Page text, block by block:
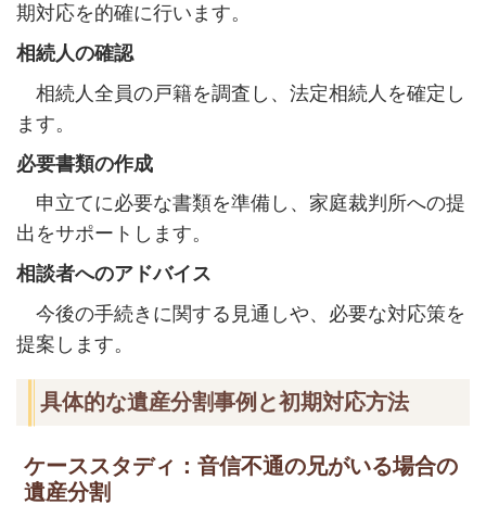
期対応を的確に行います。
相続人の確認
相続人全員の戸籍を調査し、法定相続人を確定し
ます。
必要書類の作成
申立てに必要な書類を準備し、家庭裁判所への提
出をサポートします。
相談者へのアドバイス
今後の手続きに関する見通しや、必要な対応策を
提案します。
具体的な遺産分割事例と初期対応方法
ケーススタディ：音信不通の兄がいる場合の
遺産分割